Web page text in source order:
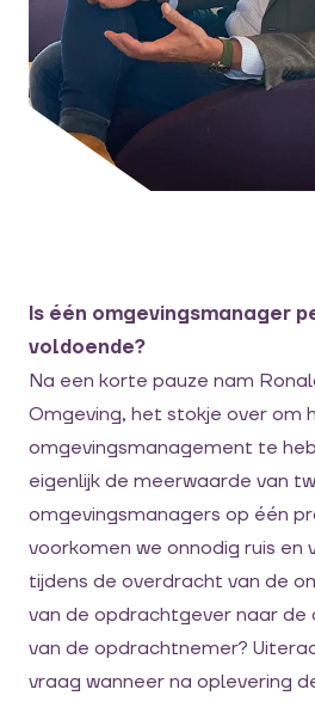
Is één omgevingsmanager
voldoende?
Na een korte pauze nam
Omgeving, het stokje over om
omgevingsmanagement te
eigenlijk de meerwaarde van
omgevingsmanagers op één
voorkomen we onnodig ruis en
tijdens de overdracht van de
van de opdrachtgever naar de
van de opdrachtnemer?
vraag wanneer na oplevering